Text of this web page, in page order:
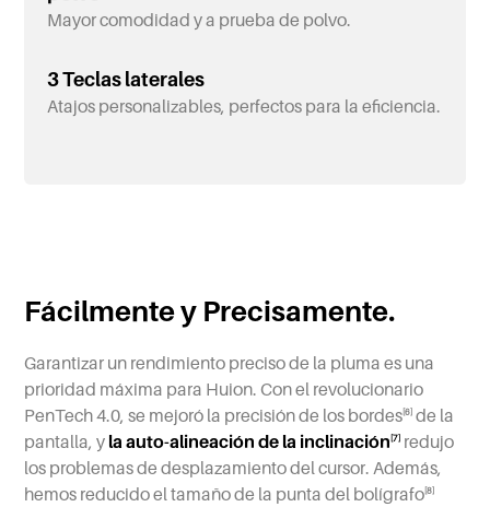
Mayor comodidad y a prueba de polvo.
3 Teclas laterales
Atajos personalizables, perfectos para la eficiencia.
Fácilmente y Precisamente.
Garantizar un rendimiento preciso de la pluma es una
prioridad máxima para Huion. Con el revolucionario
PenTech 4.0, se mejoró la precisión de los bordes[6] de la
pantalla, y la auto-alineación de la inclinación[7] redujo
los problemas de desplazamiento del cursor. Además,
hemos reducido el tamaño de la punta del bolígrafo[8]